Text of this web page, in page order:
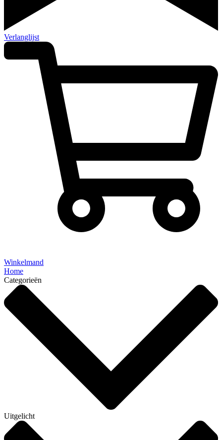
Verlanglijst
Winkelmand
Home
Categorieën
Uitgelicht